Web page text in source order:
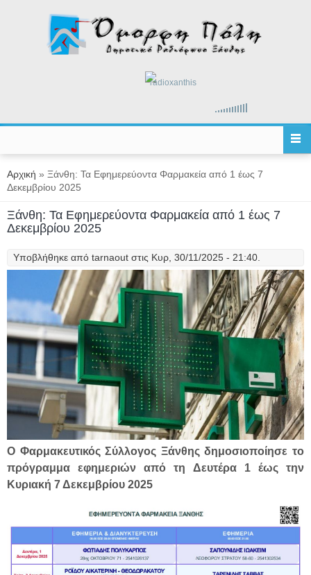
radioxanthis
Είστε εδώ
Αρχική » Ξάνθη: Τα Εφημερεύοντα Φαρμακεία από 1 έως 7
Δεκεμβρίου 2025
Ξάνθη: Τα Εφημερεύοντα Φαρμακεία από 1 έως 7
Δεκεμβρίου 2025
Υποβλήθηκε από tarnaout στις Κυρ, 30/11/2025 - 21:40.
Ο Φαρμακευτικός Σύλλογος Ξάνθης δημοσιοποίησε το
πρόγραμμα εφημεριών από τη Δευτέρα 1 έως την
Κυριακή 7 Δεκεμβρίου 2025